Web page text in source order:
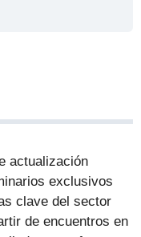
actualización
exclusivos
clave del sector
de encuentros en